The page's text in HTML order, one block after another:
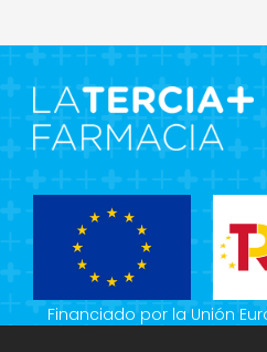
Financiado por la Unión